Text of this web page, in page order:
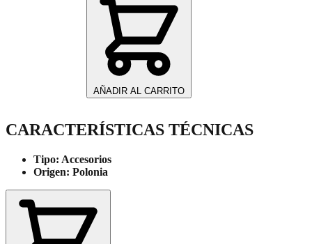
AÑADIR AL CARRITO
CARACTERÍSTICAS TÉCNICAS
Tipo: Accesorios
Origen: Polonia